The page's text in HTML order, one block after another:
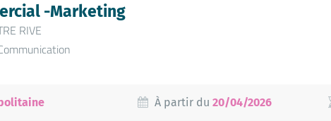
-Marketing
RIVE
À partir du20/04/2026